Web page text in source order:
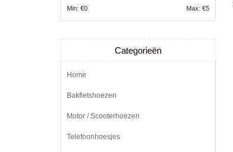
Min: €0 Max: €5
Categorieën
Home
Bakfietshoezen
Motor / Scooterhoezen
Telefoonhoesjes